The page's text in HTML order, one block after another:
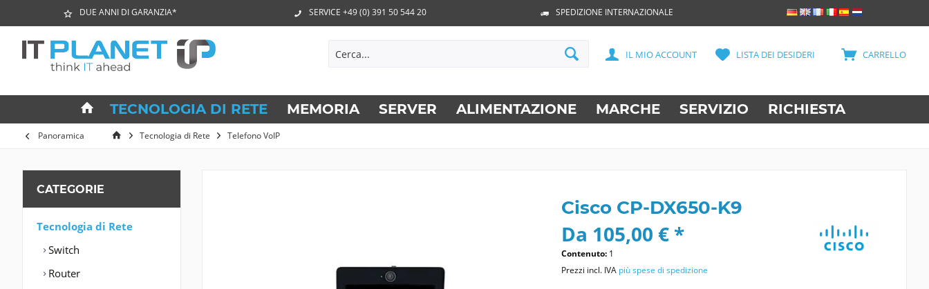
DUE ANNI DI GARANZIA* SERVICE +49 (0) 391 50 544 20 SPEDIZIONE INTERNAZIONALE
CARRELLO
LISTA DEI DESIDERI
IL MIO ACCOUNT
TECNOLOGIA DI RETE MEMORIA SERVER ALIMENTAZIONE MARCHE SERVIZIO RICHIESTA
Panoramica Tecnologia di Rete Telefono VoIP
CATEGORIE
Tecnologia di Rete
Switch
Router
Cisco CP-DX650-K9
Da 105,00 € *
Contenuto: 1
Prezzi incl. IVA più spese di spedizione